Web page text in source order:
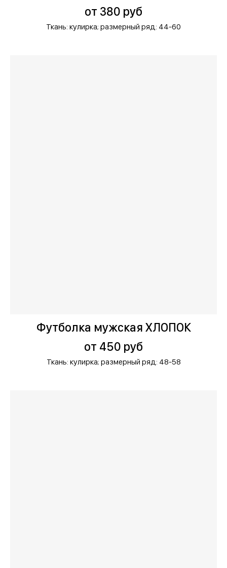
от 380 руб
Ткань: кулирка; размерный ряд: 44-60
Футболка мужская ХЛОПОК
от 450 руб
Ткань: кулирка; размерный ряд: 48-58